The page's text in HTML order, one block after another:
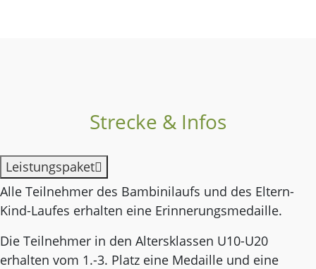
Strecke & Infos
Leistungspaket
Alle Teilnehmer des Bambinilaufs und des Eltern-
Kind-Laufes erhalten eine Erinnerungsmedaille.
Die Teilnehmer in den Altersklassen U10-U20
erhalten vom 1.-3. Platz eine Medaille und eine